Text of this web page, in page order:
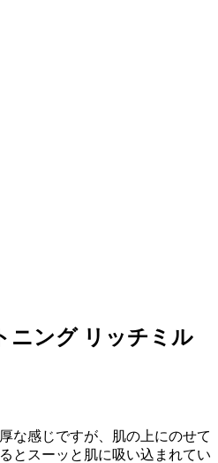
な感じですが、肌の上にのせて
とスーッと肌に吸い込まれてい